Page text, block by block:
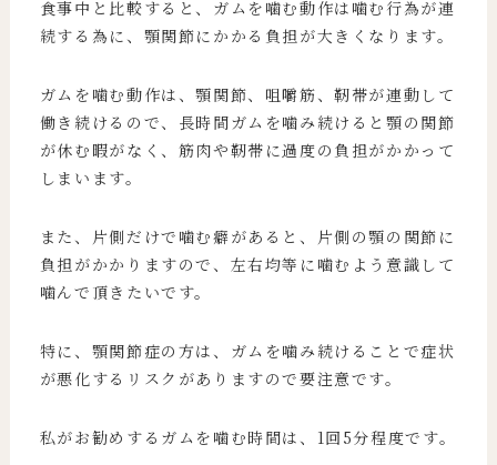
食事中と比較すると、ガムを噛む動作は噛む行為が連
続する為に、顎関節にかかる負担が大きくなります。
ガムを噛む動作は、顎関節、咀嚼筋、靭帯が連動して
働き続けるので、長時間ガムを噛み続けると顎の関節
が休む暇がなく、筋肉や靭帯に過度の負担がかかって
しまいます。
また、片側だけで噛む癖があると、片側の顎の関節に
負担がかかりますので、左右均等に噛むよう意識して
噛んで頂きたいです。
特に、顎関節症の方は、ガムを噛み続けることで症状
が悪化するリスクがありますので要注意です。
私がお勧めするガムを噛む時間は、1回5分程度です。